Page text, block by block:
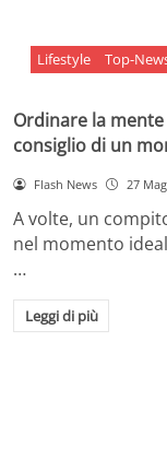
Lifestyle Top-
Ordinare la
consiglio di un
Flash News 27
A volte, un
nel momento
…
Leggi di più